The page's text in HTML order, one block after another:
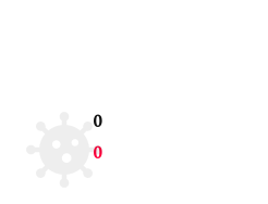
0
0